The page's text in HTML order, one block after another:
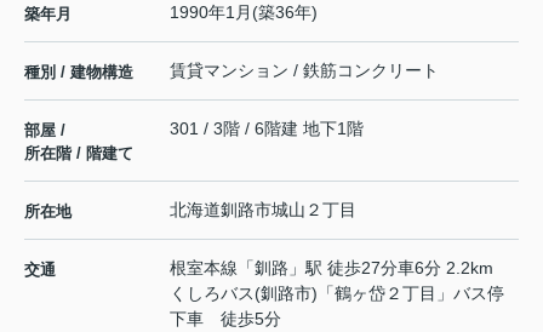
築年月 1990年1月(築36年)
種別 / 建物構造 賃貸マンション / 鉄筋コンクリート
部屋 /
所在階 / 階建て
301 / 3階 / 6階建 地下1階
所在地 北海道釧路市城山 ２丁目
交通 根室本線 「釧路 」駅 徒歩27分車6分 2.2km
くしろバス(釧路市)「鶴ヶ岱２丁目」バス停
下車 徒歩5分